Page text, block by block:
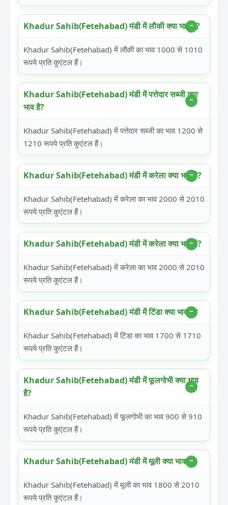
Khadur Sahib(Fetehabad) मंडी में लौकी क्या भाव है?
Khadur Sahib(Fetehabad) में लौकी का भाव 1000 से 1010
रूपये प्रति कुएंटल हैं।
Khadur Sahib(Fetehabad) मंडी में पत्तेदार सब्जी क्या
भाव है?
Khadur Sahib(Fetehabad) में पत्तेदार सब्जी का भाव 1200 से
1210 रूपये प्रति कुएंटल हैं।
Khadur Sahib(Fetehabad) मंडी में करेला क्या भाव है?
Khadur Sahib(Fetehabad) में करेला का भाव 2000 से 2010
रूपये प्रति कुएंटल हैं।
Khadur Sahib(Fetehabad) मंडी में करेला क्या भाव है?
Khadur Sahib(Fetehabad) में करेला का भाव 2000 से 2010
रूपये प्रति कुएंटल हैं।
Khadur Sahib(Fetehabad) मंडी में टिंडा क्या भाव है?
Khadur Sahib(Fetehabad) में टिंडा का भाव 1700 से 1710
रूपये प्रति कुएंटल हैं।
Khadur Sahib(Fetehabad) मंडी में फूलगोभी क्या भाव
है?
Khadur Sahib(Fetehabad) में फूलगोभी का भाव 900 से 910
रूपये प्रति कुएंटल हैं।
Khadur Sahib(Fetehabad) मंडी में मूली क्या भाव है?
Khadur Sahib(Fetehabad) में मूली का भाव 1800 से 2010
रूपये प्रति कुएंटल हैं।